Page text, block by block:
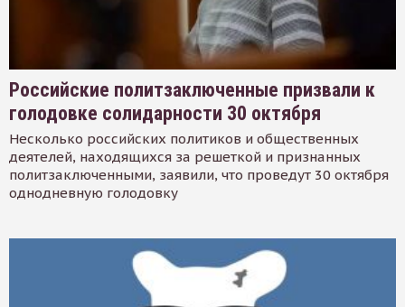
Российские политзаключенные призвали к
голодовке солидарности 30 октября
Несколько российских политиков и общественных
деятелей, находящихся за решеткой и признанных
политзаключенными, заявили, что проведут 30 октября
однодневную голодовку